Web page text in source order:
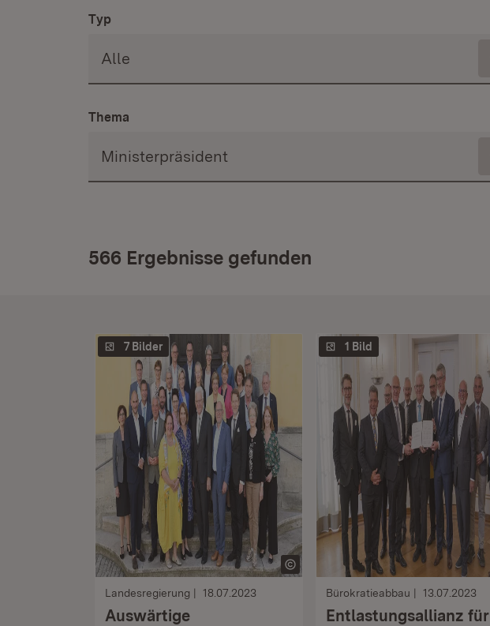
Typ
Thema
566 Ergebnisse gefunden
7 Bilder
Landesregierung 18.07.2023
Auswärtige
1 Bild
Bürokratieabbau 13.07.2023
Entlastungsallianz für